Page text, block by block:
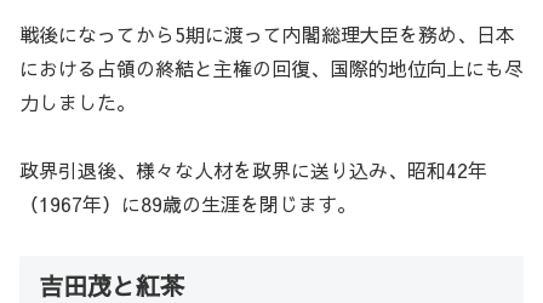
戦後になってから5期に渡って内閣総理大臣を務め、日本
における占領の終結と主権の回復、国際的地位向上にも尽
力しました。
政界引退後、様々な人材を政界に送り込み、昭和42年
（1967年）に89歳の生涯を閉じます。
吉田茂と紅茶